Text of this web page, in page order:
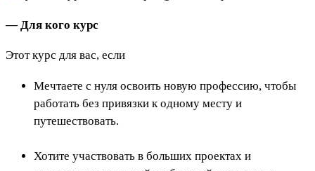
— Для кого курс
Этот курс для вас, если
Мечтаете с нуля освоить новую профессию, чтобы
работать без привязки к одному месту и
путешествовать.
Хотите участвовать в больших проектах и